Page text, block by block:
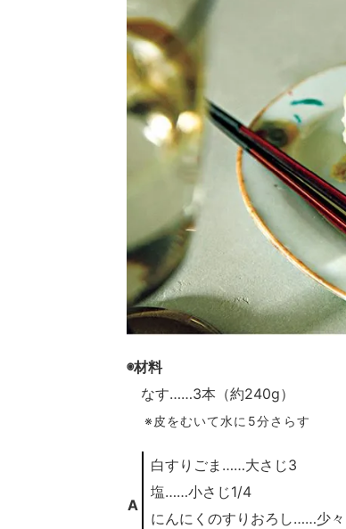
◉材料
なす……3本（約240g）
※皮をむいて水に5分さらす
A
白すりごま……大さじ3
塩……小さじ1/4
にんにくのすりおろし……少々